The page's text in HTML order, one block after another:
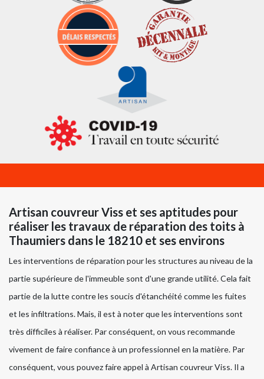
Artisan couvreur Viss et ses aptitudes pour
réaliser les travaux de réparation des toits à
Thaumiers dans le 18210 et ses environs
Les interventions de réparation pour les structures au niveau de la
partie supérieure de l'immeuble sont d'une grande utilité. Cela fait
partie de la lutte contre les soucis d'étanchéité comme les fuites
et les infiltrations. Mais, il est à noter que les interventions sont
très difficiles à réaliser. Par conséquent, on vous recommande
vivement de faire confiance à un professionnel en la matière. Par
conséquent, vous pouvez faire appel à Artisan couvreur Viss. Il a